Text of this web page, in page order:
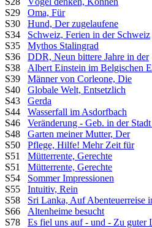
S29 Oma, Für
S30 Hund, Der zugelaufene
S34 Schweiz, Ferien in der Schweiz
S35 Mythos Stalingrad
S36 DDR, Neun bittere Jahre in der
S38 Albert Einstein im Belgischen
S39 Männer von Corleone, Die
S40 Globale Welt, Entsetzlich
S43 Gerda
S44 Wasserfall im Asdorfbach
S46 Veränderung - Geb. in der
S48 Garten meiner Mutter, Der
S50 Pflege, Hilfe! Mehr Zeit für
S51 Mütterrente, Gerechte
S51 Mütterrente, Gerechte
S54 Sommer Impressionen
S55 Intuitiv, Rein
S58 Sri Lanka, Auf Abenteuerreise
S66 Altenheime besucht
S78 Es fiel uns auf - und - Zu guter